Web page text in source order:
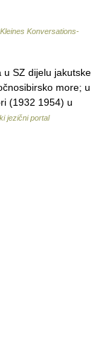
Kleines Konversations-
SZ dijelu jakutske
more; u
(1932 1954) u
jezični portal